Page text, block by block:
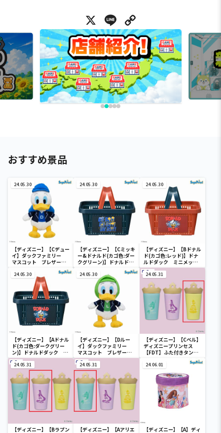
X Line
おすすめ景品
24.05.30
【ディズニー】【Cデュー
イ】ダックファミリー
マスコット ブレザーコ
24.05.30
【ディズニー】【Cミッキ
ー&ドナルド(カゴ色:ダー
クグリーン)】ドナルドダ
ック ミニメッシュカゴ
24.05.30
【ディズニー】【Bドナル
ド(カゴ色:レッド)】ドナ
ルドダック ミニメッシ
ュカゴ
24.05.30
【ディズニー】【Aドナル
ド(カゴ色:ダークグリー
ン)】ドナルドダック ミ
ニメッシュカゴ
24.05.30
【ディズニー】【Dルー
イ】ダックファミリー
マスコット ブレザーコ
スチューム
24.05.31
【ディズニー】【Cベル】
ディズニープリンセス
【FDT】ふた付きタンブ
24.05.31
【ディズニー】【Bラプン
24.05.31
【ディズニー】【Aアリエ
24.06.01
【ディズニー】【A】ディ